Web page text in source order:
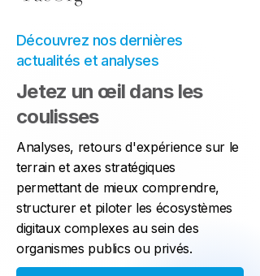
Découvrez nos dernières
actualités et analyses
Jetez un œil dans les
coulisses
Analyses, retours d'expérience sur le
terrain et axes stratégiques
permettant de mieux comprendre,
structurer et piloter les écosystèmes
digitaux complexes au sein des
organismes publics ou privés.